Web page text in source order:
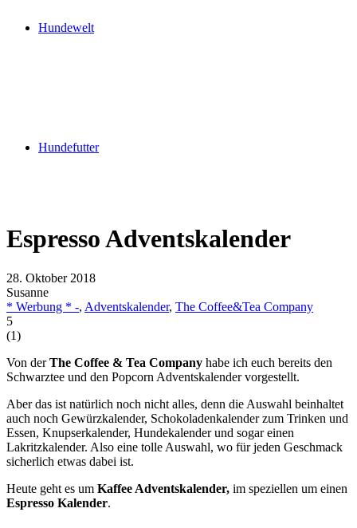
Hundewelt
Hundefutter
Espresso Adventskalender
28. Oktober 2018
Susanne
* Werbung * -, Adventskalender, The Coffee&Tea Company
5
(1)
Von derThe Coffee & Tea Company habe ich euch bereits den
Schwarztee und den Popcorn Adventskalender vorgestellt.
Aber das ist natürlich noch nicht alles, denn die Auswahl beinhaltet
auch noch Gewürzkalender, Schokoladenkalender zum Trinken und
Essen, Knupserkalender, Hundekalender und sogar einen
Lakritzkalender. Also eine tolle Auswahl, wo für jeden Geschmack
sicherlich etwas dabei ist.
Heute geht es um Kaffee Adventskalender, im speziellen um einen
Espresso Kalender.